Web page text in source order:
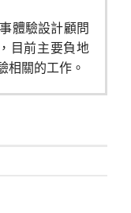
體驗設計顧問
目前主要負地
相關的工作。